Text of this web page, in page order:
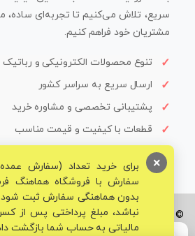
سریع، تلاش می‌کنیم تا تجربه‌ای ساده،
مشتریان خود فراهم کنیم.
تنوع محصولات الکترونیکی و رباتیک
ارسال سریع به سراسر کشور
پشتیبانی تخصصی و مشاوره خرید
قطعات با کیفیت و قیمت مناسب
© تمامی حقوق برای فروشگاه تخصصی قم
برای خرید تعداد (سفارش
سفارش با فروشگاه هماهنگ
بدون هماهنگی سفارش ثبت شود
نباشد، مبلغ پرداختی پس از
مالیاتی به حساب شما بازگشت
×